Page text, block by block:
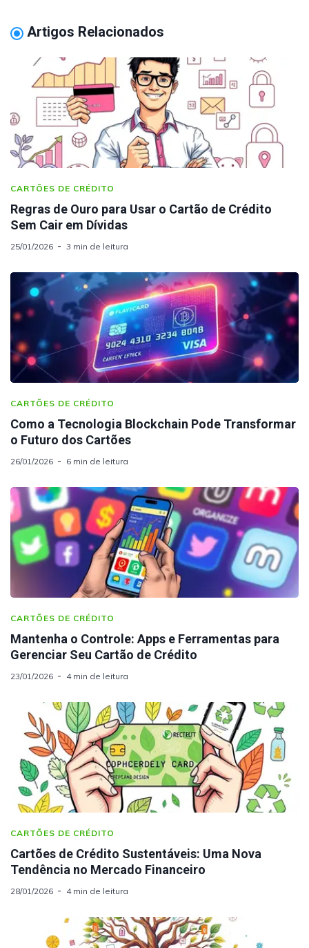
Artigos Relacionados
CARTÕES DE CRÉDITO
Regras de Ouro para Usar o Cartão de Crédito
Sem Cair em Dívidas
25/01/2026 3 min de leitura
CARTÕES DE CRÉDITO
Como a Tecnologia Blockchain Pode Transformar
o Futuro dos Cartões
26/01/2026 6 min de leitura
CARTÕES DE CRÉDITO
Mantenha o Controle: Apps e Ferramentas para
Gerenciar Seu Cartão de Crédito
23/01/2026 4 min de leitura
CARTÕES DE CRÉDITO
Cartões de Crédito Sustentáveis: Uma Nova
Tendência no Mercado Financeiro
28/01/2026 4 min de leitura